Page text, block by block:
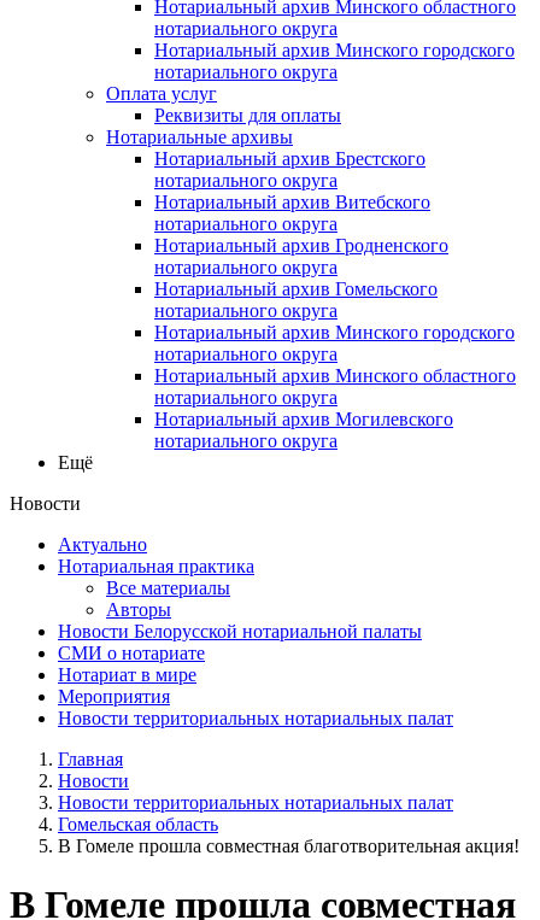
Нотариальный архив Минского областного
нотариального округа
Нотариальный архив Минского городского
нотариального округа
Оплата услуг
Реквизиты для оплаты
Нотариальные архивы
Нотариальный архив Брестского
нотариального округа
Нотариальный архив Витебского
нотариального округа
Нотариальный архив Гродненского
нотариального округа
Нотариальный архив Гомельского
нотариального округа
Нотариальный архив Минского городского
нотариального округа
Нотариальный архив Минского областного
нотариального округа
Нотариальный архив Могилевского
нотариального округа
Ещё
Новости
Актуально
Нотариальная практика
Все материалы
Авторы
Новости Белорусской нотариальной палаты
СМИ о нотариате
Нотариат в мире
Мероприятия
Новости территориальных нотариальных палат
Главная
Новости
Новости территориальных нотариальных палат
Гомельская область
В Гомеле прошла совместная благотворительная акция!
В Гомеле прошла совместная